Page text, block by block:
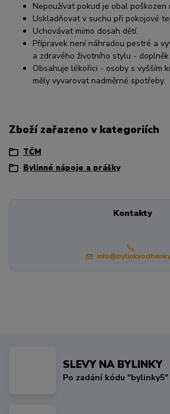
Nepoužívat pokud je obal poškozen
Uskladňovat v suchu při pokojové
Uchovávat mimo dosah dětí.
Přípravek není náhradou pestré a
a zdravého životního stylu - doplněk
Obsahuje lékořici - osoby s vyšším
měly vyvarovat nadměrné spotřeby.
Zboží zařazeno v kategoriích
TČM
Bylinné nápoje a prášky
Kontakty
SLEVY NA BYLINKY
Po zadání kódu "bylinky5"